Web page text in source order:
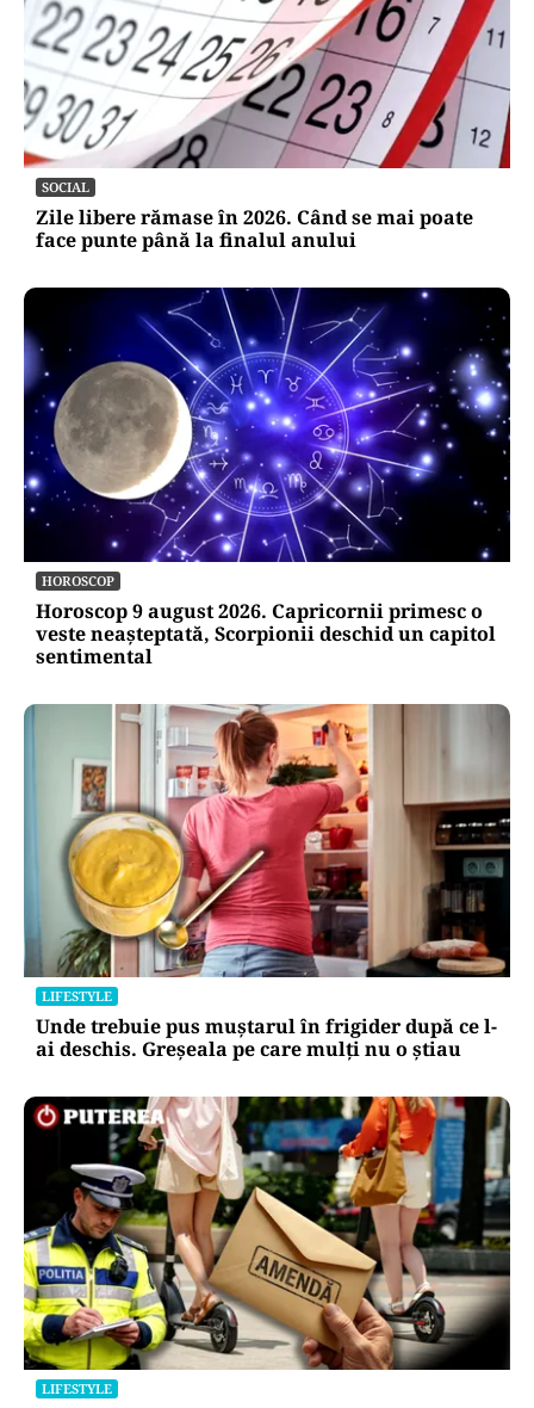
SOCIAL
Zile libere rămase în 2026. Când se mai poate
face punte până la finalul anului
HOROSCOP
Horoscop 9 august 2026. Capricornii primesc o
veste neașteptată, Scorpionii deschid un capitol
sentimental
LIFESTYLE
Unde trebuie pus muștarul în frigider după ce l-
ai deschis. Greșeala pe care mulți nu o știau
LIFESTYLE